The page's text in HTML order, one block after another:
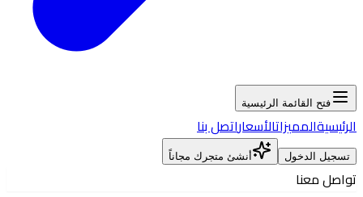
فتح القائمة الرئيسية
الرئيسيةالمميزاتالأسعاراتصل بنا
تسجيل الدخول أنشئ متجرك مجاناً
تواصل معنا